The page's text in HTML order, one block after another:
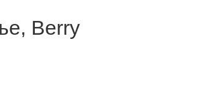
Berry